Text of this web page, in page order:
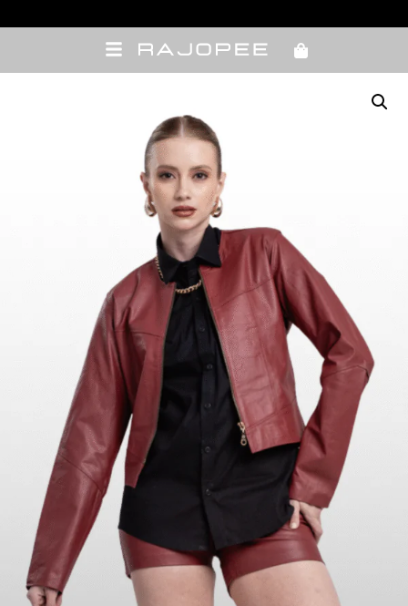
10% OFF com cupom de vendedora